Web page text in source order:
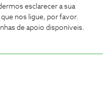
esclarecer a sua
nos ligue, por favor.
de apoio disponíveis.